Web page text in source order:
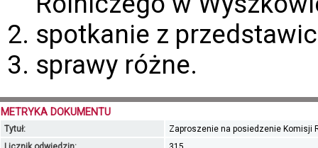
spotkanie z
sprawy różne.
METRYKA DOKUMENTU
Tytuł:
Zaproszenie na posiedzenie Komisji